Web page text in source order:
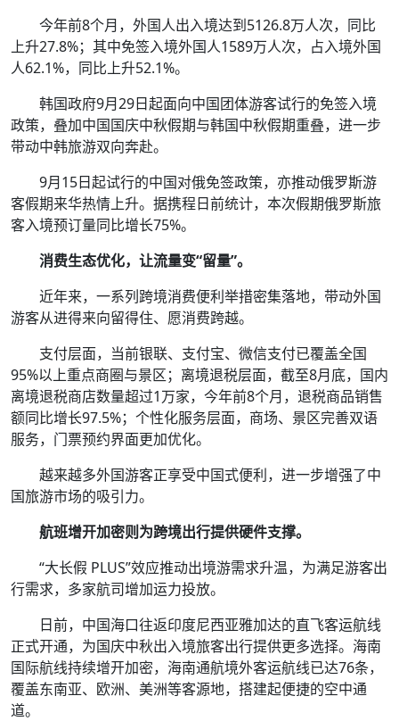
今年前8个月，外国人出入境达到5126.8万人次，同比
上升27.8%；其中免签入境外国人1589万人次，占入境外国
人62.1%，同比上升52.1%。
韩国政府9月29日起面向中国团体游客试行的免签入境
政策，叠加中国国庆中秋假期与韩国中秋假期重叠，进一步
带动中韩旅游双向奔赴。
9月15日起试行的中国对俄免签政策，亦推动俄罗斯游
客假期来华热情上升。据携程日前统计，本次假期俄罗斯旅
客入境预订量同比增长75%。
消费生态优化，让流量变“留量”。
近年来，一系列跨境消费便利举措密集落地，带动外国
游客从进得来向留得住、愿消费跨越。
支付层面，当前银联、支付宝、微信支付已覆盖全国
95%以上重点商圈与景区；离境退税层面，截至8月底，国内
离境退税商店数量超过1万家，今年前8个月，退税商品销售
额同比增长97.5%；个性化服务层面，商场、景区完善双语
服务，门票预约界面更加优化。
越来越多外国游客正享受中国式便利，进一步增强了中
国旅游市场的吸引力。
航班增开加密则为跨境出行提供硬件支撑。
“大长假 PLUS”效应推动出境游需求升温，为满足游客出
行需求，多家航司增加运力投放。
日前，中国海口往返印度尼西亚雅加达的直飞客运航线
正式开通，为国庆中秋出入境旅客出行提供更多选择。海南
国际航线持续增开加密，海南通航境外客运航线已达76条，
覆盖东南亚、欧洲、美洲等客源地，搭建起便捷的空中通
道。